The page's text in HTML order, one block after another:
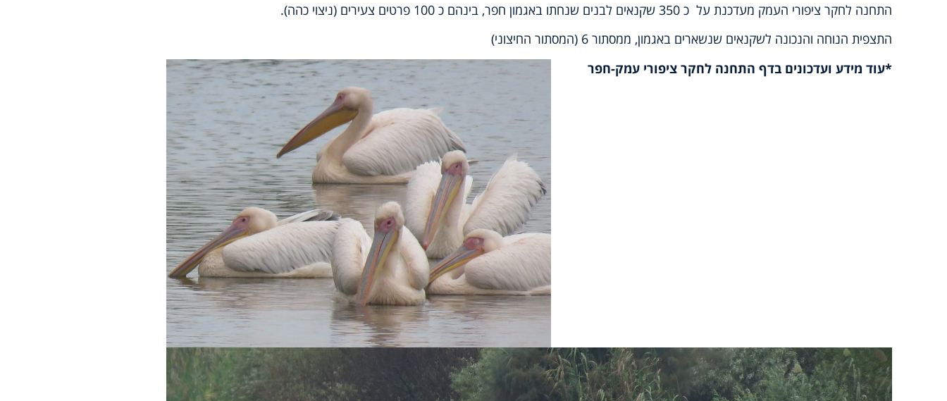
התחנה לחקר ציפורי העמק מעדכנת על כ 350 שקנאים לבנים שנחתו באגמון חפר, בינהם כ 100 פרטים צעירים (ניצוי כהה).
התצפית הנוחה והנכונה לשקנאים שנשארים באגמון, ממסתור 6 (המסתור החיצוני)
*עוד מידע ועדכונים בדף התחנה לחקר ציפורי עמק-חפר